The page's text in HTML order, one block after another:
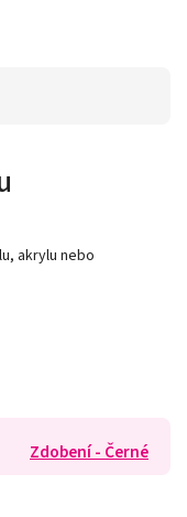
akrylu nebo
Zdobení - Černé